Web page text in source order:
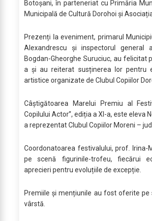
Botoșani, în parteneriat cu Primăria
Municipală de Cultură Dorohoi și
Prezenți la eveniment, primarul
Alexandrescu și inspectorul general
Bogdan-Gheorghe Suruciuc, au felicitat
a și au reiterat susținerea lor pentru
artistice organizate de Clubul Copiilor
Câștigătoarea Marelui Premiu al
Copilului Actor”, ediția a XI-a, este eleva
a reprezentat Clubul Copiilor Moreni –
Coordonatoarea festivalului, prof. Irina-
pe scenă figurinile-trofeu, fiecărui
aprecieri pentru evoluțiile de excepție.
Premiile și mențiunile au fost oferite pe
vârstă.